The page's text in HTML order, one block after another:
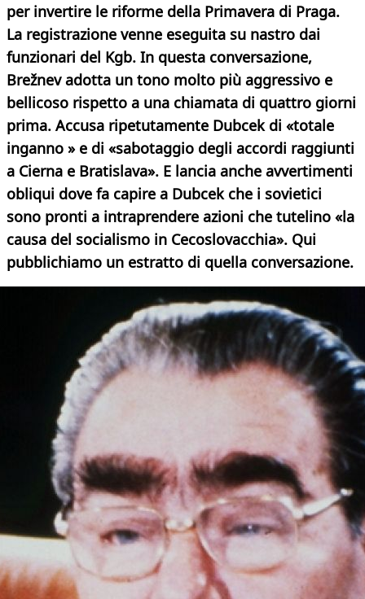
per invertire le riforme della Primavera di Praga.
La registrazione venne eseguita su nastro dai
funzionari del Kgb. In questa conversazione,
Brežnev adotta un tono molto più aggressivo e
bellicoso rispetto a una chiamata di quattro giorni
prima. Accusa ripetutamente Dubcek di «totale
inganno » e di «sabotaggio degli accordi raggiunti
a Cierna e Bratislava». E lancia anche avvertimenti
obliqui dove fa capire a Dubcek che i sovietici
sono pronti a intraprendere azioni che tutelino «la
causa del socialismo in Cecoslovacchia». Qui
pubblichiamo un estratto di quella conversazione.